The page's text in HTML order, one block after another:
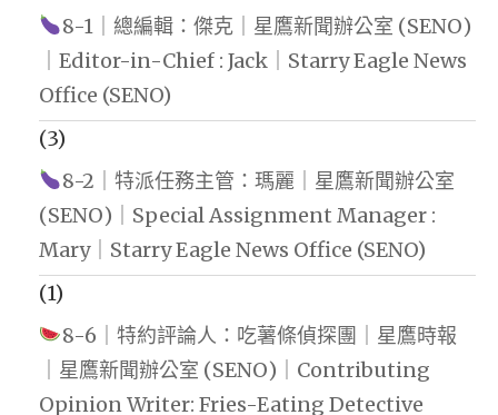
8-1｜總編輯：傑克｜星鷹新聞辦公室 (SENO)
｜Editor-in-Chief : Jack｜Starry Eagle News
Office (SENO)
(3)
8-2｜特派任務主管：瑪麗｜星鷹新聞辦公室
(SENO)｜Special Assignment Manager :
Mary｜Starry Eagle News Office (SENO)
(1)
8-6｜特約評論人：吃薯條偵探團｜星鷹時報
｜星鷹新聞辦公室 (SENO)｜Contributing
Opinion Writer: Fries-Eating Detective